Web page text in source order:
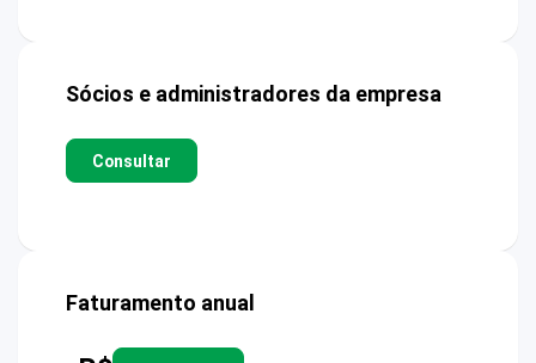
Sócios e administradores da empresa
Consultar
Faturamento anual